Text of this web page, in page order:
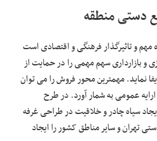
دستی منطقه
و تاثیرگذار فرهنگی و اقتصادی است
و بازارداری سهم مهمی را در حمایت از
نماید. مهمترین محور فروش را می توان
عمومی به شمار آورد. در طرح
سیاه چادر و خلاقیت در طراحی غرفه
تهران و سایر مناطق کشور را ایجاد